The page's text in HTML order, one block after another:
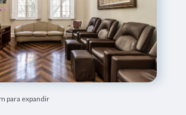
para expandir